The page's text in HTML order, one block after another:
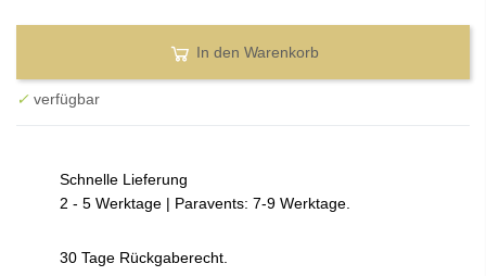
In den Warenkorb
✓ verfügbar
Schnelle Lieferung
2 - 5 Werktage | Paravents: 7-9 Werktage.
30 Tage Rückgaberecht.